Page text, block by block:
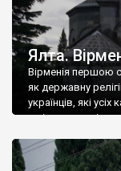
Ялта.
Вірменія першою
як державну
українців, які
є відданими